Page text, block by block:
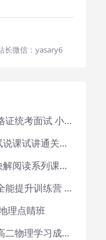
长微信：yasary6
2021年教师资格证统考面试 小学教资资料试讲+答辩
中小学美术面试说课试讲通关班14讲（辅助资料第一套）
豆神大语文《快解阅读系列课教程完整》
艾力 原力英语全能提升训练营 151G网课大合集
理点睛班
【2024暑假】高二物理学习成长与规划系统1期